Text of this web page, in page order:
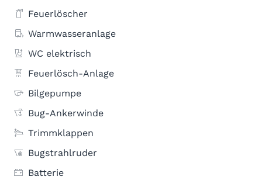
Feuerlöscher
Warmwasseranlage
WC elektrisch
Feuerlösch-Anlage
Bilgepumpe
Bug-Ankerwinde
Trimmklappen
Bugstrahlruder
Batterie